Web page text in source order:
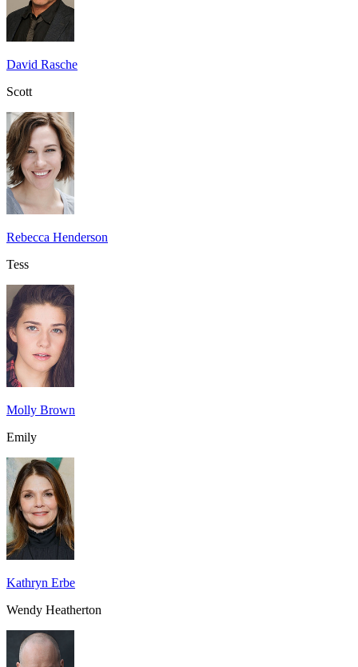
David Rasche
Scott
Rebecca Henderson
Tess
Molly Brown
Emily
Kathryn Erbe
Wendy Heatherton